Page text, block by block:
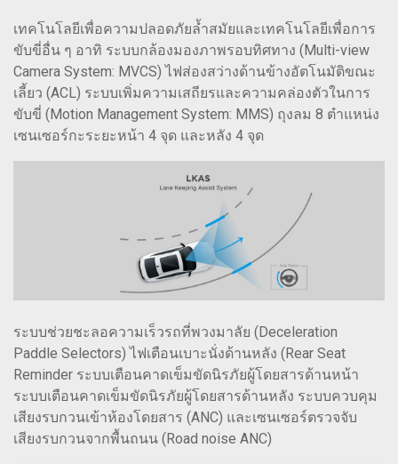
เทคโนโลยีเพื่อความปลอดภัยล้ำสมัยและเทคโนโลยีเพื่อการ
ขับขี่อื่น ๆ อาทิ ระบบกล้องมองภาพรอบทิศทาง (Multi-view
Camera System: MVCS) ไฟส่องสว่างด้านข้างอัตโนมัติขณะ
เลี้ยว (ACL) ระบบเพิ่มความเสถียรและความคล่องตัวในการ
ขับขี่ (Motion Management System: MMS) ถุงลม 8 ตำแหน่ง
เซนเซอร์กะระยะหน้า 4 จุด และหลัง 4 จุด
ระบบช่วยชะลอความเร็วรถที่พวงมาลัย (Deceleration
Paddle Selectors) ไฟเตือนเบาะนั่งด้านหลัง (Rear Seat
Reminder ระบบเตือนคาดเข็มขัดนิรภัยผู้โดยสารด้านหน้า
ระบบเตือนคาดเข็มขัดนิรภัยผู้โดยสารด้านหลัง ระบบควบคุม
เสียงรบกวนเข้าห้องโดยสาร (ANC) และเซนเซอร์ตรวจจับ
เสียงรบกวนจากพื้นถนน (Road noise ANC)